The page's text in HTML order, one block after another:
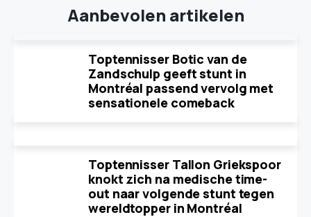
Aanbevolen artikelen
Toptennisser Botic van de
Zandschulp geeft stunt in
Montréal passend vervolg met
sensationele comeback
Toptennisser Tallon Griekspoor
knokt zich na medische time-
out naar volgende stunt tegen
wereldtopper in Montréal